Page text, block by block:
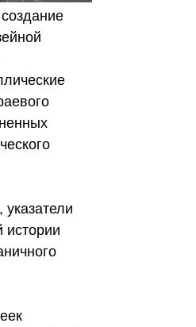
истории